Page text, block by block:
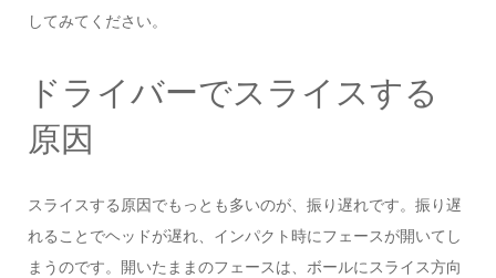
してみてください。
ドライバーでスライスする
原因
スライスする原因でもっとも多いのが、振り遅れです。振り遅
れることでヘッドが遅れ、インパクト時にフェースが開いてし
まうのです。開いたままのフェースは、ボールにスライス方向